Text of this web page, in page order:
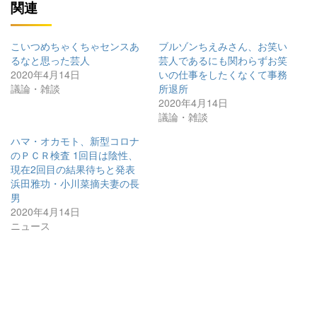
関連
こいつめちゃくちゃセンスあ
るなと思った芸人
2020年4月14日
議論・雑談
ブルゾンちえみさん、お笑い
芸人であるにも関わらずお笑
いの仕事をしたくなくて事務
所退所
2020年4月14日
議論・雑談
ハマ・オカモト、新型コロナ
のＰＣＲ検査 1回目は陰性、
現在2回目の結果待ちと発表
浜田雅功・小川菜摘夫妻の長
男
2020年4月14日
ニュース